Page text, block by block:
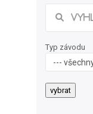
Typ závodu